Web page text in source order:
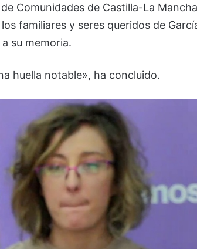
Comunidades de Castilla-La
familiares y seres queridos de
su memoria.
huella notable», ha concluido.